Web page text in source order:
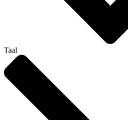
Taal